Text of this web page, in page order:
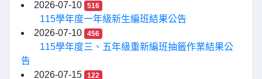
2026-07-10 516
115學年度一年級新生編班結果公告
2026-07-10
456
115學年度三、五年級重新編班抽籤作業結果公
告
2026-07-15
122